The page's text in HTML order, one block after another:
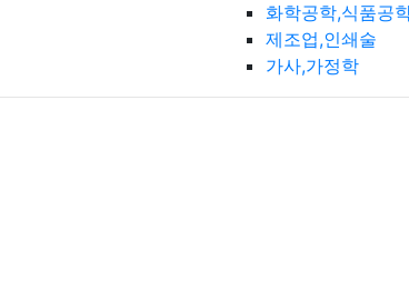
화학공학,식품공
제조업,인쇄술
가사,가정학